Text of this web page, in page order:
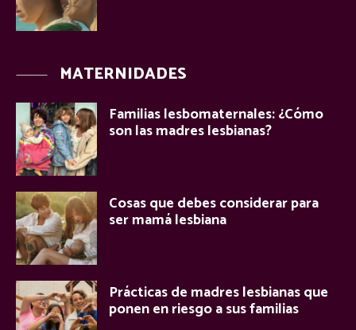
MATERNIDADES
Familias lesbomaternales: ¿Cómo
son las madres lesbianas?
Cosas que debes considerar para
ser mamá lesbiana
Prácticas de madres lesbianas que
ponen en riesgo a sus familias